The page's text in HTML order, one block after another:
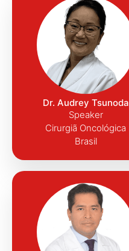
Dr. Audrey Tsunoda
Speaker
Cirurgiã Oncológica
Brasil